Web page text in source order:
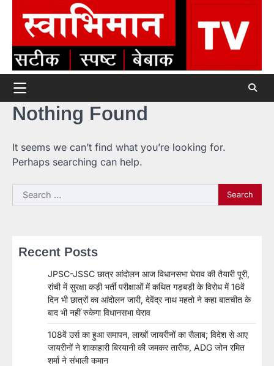
content
Nothing Found
It seems we can’t find what you’re looking for.
Perhaps searching can help.
Search
for:
Recent Posts
JPSC-JSSC छात्र आंदोलन आज विधानसभा घेराव की तैयारी पूरी,
रांची में सुरक्षा कड़ी भर्ती परीक्षाओं में कथित गड़बड़ी के विरोध में 16वें
दिन भी छात्रों का आंदोलन जारी, देवेंद्र नाथ महतो ने कहा बातचीत के
बाद भी नहीं रुकेगा विधानसभा घेराव
108वें उर्स का हुआ समापन, लाखों जायरीनों का सैलाब; विदेश से आए
जायरीनों ने शाकाहारी बिरयानी की जमकर तारीफ, ADG जोन रमित
शर्मा ने संभाली कमान